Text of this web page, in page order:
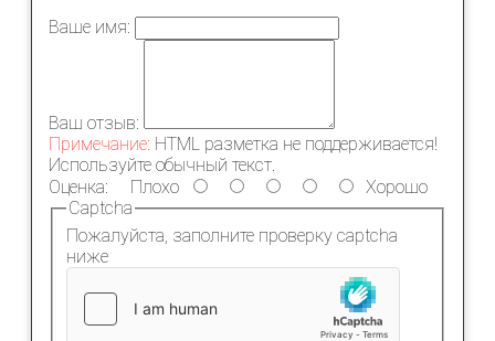
Ваше имя:
Ваш отзыв:
Примечание: HTML разметка не поддерживается!
Используйте обычный текст.
Оценка: Плохо
Хорошо
Captcha
Пожалуйста, заполните проверку captcha
ниже